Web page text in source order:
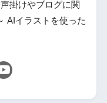
掛けやブログに関
AIイラストを使った